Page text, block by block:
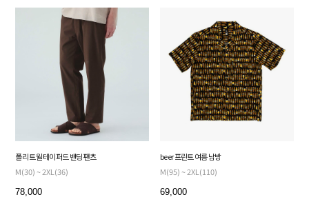
폴리 트윌 테이퍼드 밴딩 팬츠
M(30) ~ 2XL(36)
78,000
beer 프린트 여름 남방
M(95) ~ 2XL(110)
69,000